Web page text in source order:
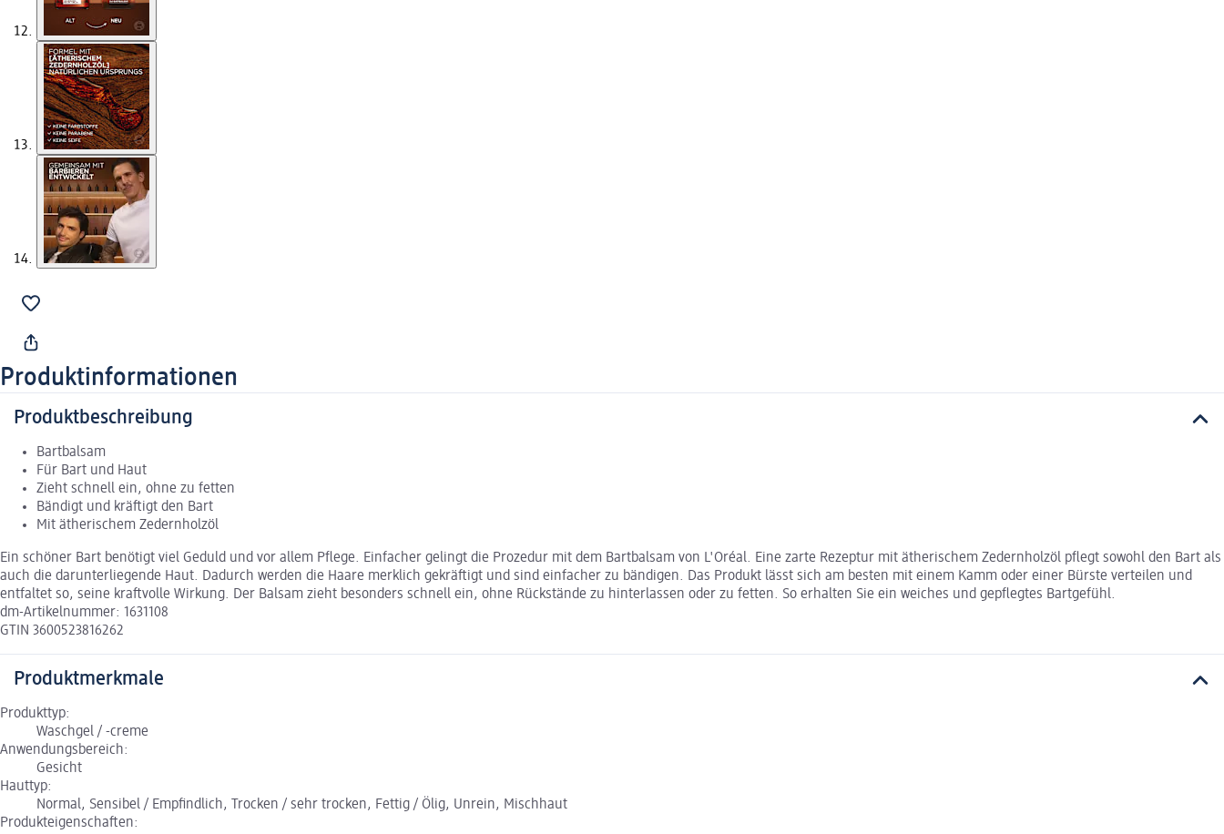
Produktinformationen
Produktbeschreibung
Bartbalsam
Für Bart und Haut
Zieht schnell ein, ohne zu fetten
Bändigt und kräftigt den Bart
Mit ätherischem Zedernholzöl
Ein schöner Bart benötigt viel Geduld und vor allem Pflege. Einfacher gelingt die Prozedur mit dem Bartbalsam von L'Oréal. Eine zarte Rezeptur mit ätherischem Zedernholzöl pflegt sowohl den Bart als
auch die darunterliegende Haut. Dadurch werden die Haare merklich gekräftigt und sind einfacher zu bändigen. Das Produkt lässt sich am besten mit einem Kamm oder einer Bürste verteilen und
entfaltet so, seine kraftvolle Wirkung. Der Balsam zieht besonders schnell ein, ohne Rückstände zu hinterlassen oder zu fetten. So erhalten Sie ein weiches und gepflegtes Bartgefühl.
dm-Artikelnummer: 1631108
GTIN 3600523816262
Produktmerkmale
Produkttyp:
Waschgel / -creme
Anwendungsbereich:
Gesicht
Hauttyp:
Normal, Sensibel / Empfindlich, Trocken / sehr trocken, Fettig / Ölig, Unrein, Mischhaut
Produkteigenschaften: